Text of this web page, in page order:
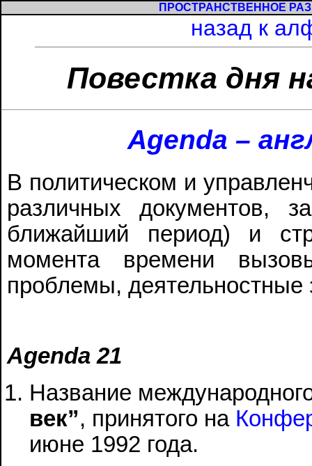
ПРОСТРАНСТВЕННОЕ
назад к
Повестка дня
Agenda –
В политическом и
различных документов,
ближайший период) и
момента времени
проблемы, деятельностные
Agenda 21
Название
век”, принятого на
июне 1992 года.